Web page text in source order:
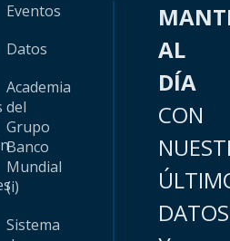
Eventos
Datos
Academia
del
Grupo
Banco
Mundial
(i)
Sistema
AL
DÍA
CON
DATOS